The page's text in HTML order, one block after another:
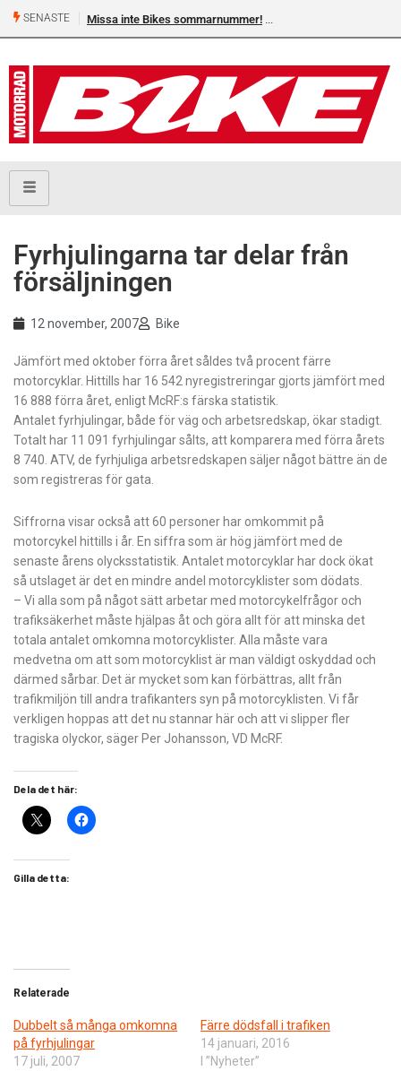
SENASTE Missa inte Bikes sommarnummer!
Fyrhjulingarna tar delar från
försäljningen
12 november, 2007 Bike
Jämfört med oktober förra året såldes två procent färre
motorcyklar. Hittills har 16 542 nyregistreringar gjorts jämfört med
16 888 förra året, enligt McRF:s färska statistik.
Antalet fyrhjulingar, både för väg och arbetsredskap, ökar stadigt.
Totalt har 11 091 fyrhjulingar sålts, att komparera med förra årets
8 740. ATV, de fyrhjuliga arbetsredskapen säljer något bättre än de
som registreras för gata.
Siffrorna visar också att 60 personer har omkommit på
motorcykel hittills i år. En siffra som är hög jämfört med de
senaste årens olycksstatistik. Antalet motorcyklar har dock ökat
så utslaget är det en mindre andel motorcyklister som dödats.
– Vi alla som på något sätt arbetar med motorcykelfrågor och
trafiksäkerhet måste hjälpas åt och göra allt för att minska det
totala antalet omkomna motorcyklister. Alla måste vara
medvetna om att som motorcyklist är man väldigt oskyddad och
därmed sårbar. Det är mycket som kan förbättras, allt från
trafikmiljön till andra trafikanters syn på motorcyklisten. Vi får
verkligen hoppas att det nu stannar här och att vi slipper fler
tragiska olyckor, säger Per Johansson, VD McRF.
Dela det här:
Gilla detta:
Relaterade
Dubbelt så många omkomna
på fyrhjulingar
17 juli, 2007
Färre dödsfall i trafiken
14 januari, 2016
I ”Nyheter”